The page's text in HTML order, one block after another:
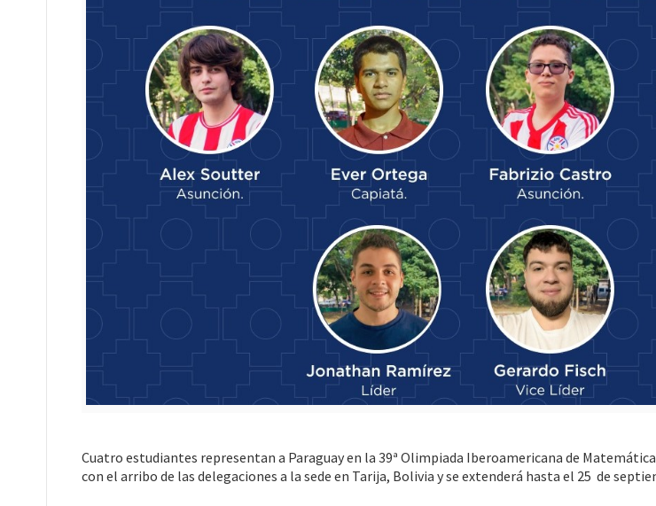
Cuatro estudiantes representan a Paraguay en la 39ª Olimpiada Iberoamericana de
con el arribo de las delegaciones a la sede en Tarija, Bolivia y se extenderá hasta el 25 de